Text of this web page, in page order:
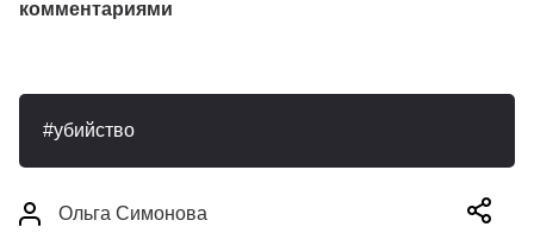
комментариями
убийство
Ольга Симонова